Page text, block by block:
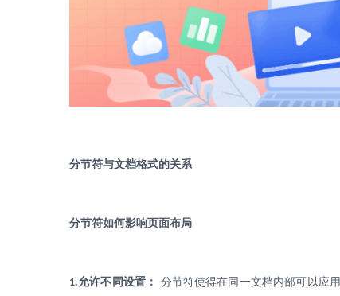
分节符与文档格式的关系
分节符如何影响页面布局
1.允许不同设置： 分节符使得在同一文档内部可以应